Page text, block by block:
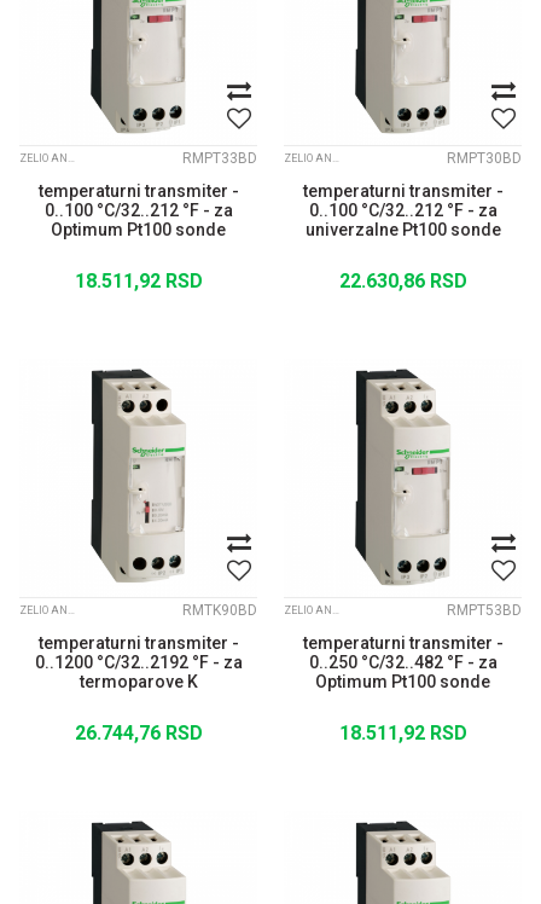
ZELIO ANALOGUE RMPT33BD
temperaturni transmiter -
0..100 °C/32..212 °F - za
Optimum Pt100 sonde
18.511,92 RSD
ZELIO ANALOGUE RMPT30BD
temperaturni transmiter -
0..100 °C/32..212 °F - za
univerzalne Pt100 sonde
22.630,86 RSD
ZELIO ANALOGUE RMTK90BD
temperaturni transmiter -
0..1200 °C/32..2192 °F - za
termoparove K
26.744,76 RSD
ZELIO ANALOGUE RMPT53BD
temperaturni transmiter -
0..250 °C/32..482 °F - za
Optimum Pt100 sonde
18.511,92 RSD